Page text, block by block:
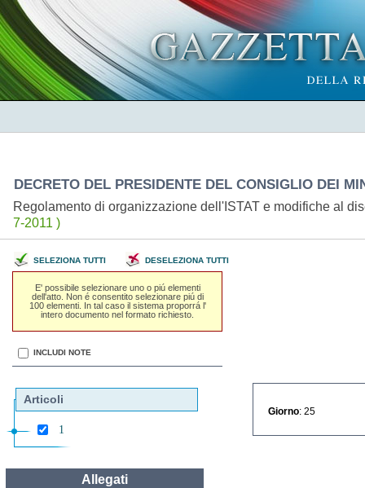
DECRETO DEL PRESIDENTE DEL CONSIGLIO DEI
Regolamento di organizzazione dell'ISTAT e modifiche al
7-2011 )
SELEZIONA TUTTI DESELEZIONA TUTTI
E' possibile selezionare uno o piú elementi
dell'atto. Non é consentito selezionare piú di
100 elementi. In tal caso il sistema proporrá l'
intero documento nel formato richiesto.
INCLUDI NOTE
Articoli
1
Allegati
Giorno : 25